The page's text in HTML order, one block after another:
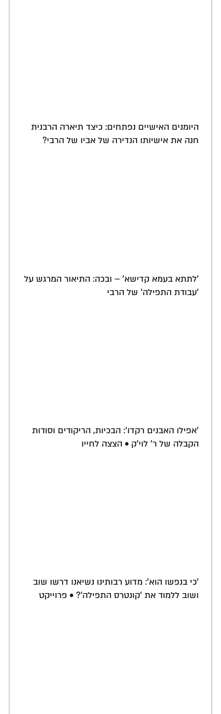
היומנים האישיים נפתחים: כיצד תיארה הרבנית
חנה את אישיותו הנדירה של אביו של הרבי?
'לתתא בעמא קדישא' – ובכה: התיאור המרגש על
'עבודת התפילה' של הרבי
'אפילו האבנים רקדו': הבכיות, הריקודים וסודות
הקבלה של ר' לוי'ק • הצצה לחייו
'כי בנפשו הוא': מדוע רבותינו נשיאנו דרשו שוב
ושוב ללמוד את 'קונטרס התפילה'? • פרוייקט